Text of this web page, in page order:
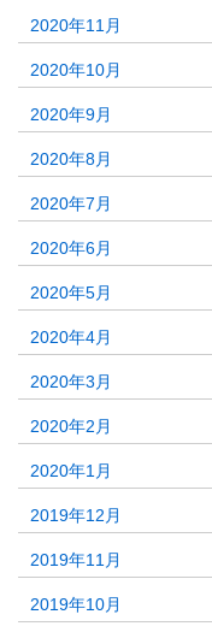
2020年11月
2020年10月
2020年9月
2020年8月
2020年7月
2020年6月
2020年5月
2020年4月
2020年3月
2020年2月
2020年1月
2019年12月
2019年11月
2019年10月